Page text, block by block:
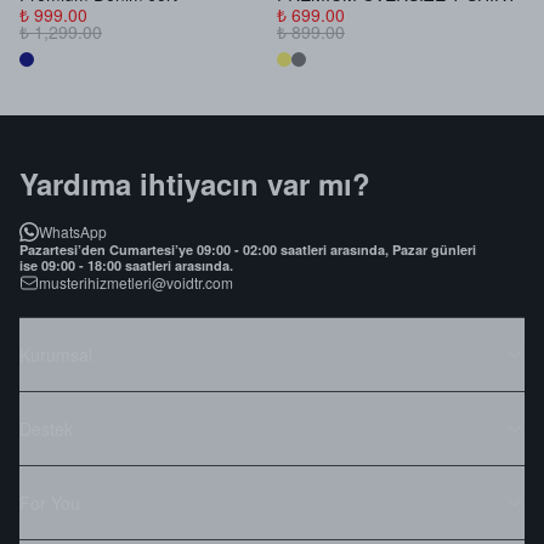
₺ 999.00
₺ 1,299.00
₺ 699.00
₺ 899.00
Yardıma ihtiyacın var mı?
WhatsApp
Pazartesi’den Cumartesi’ye 09:00 - 02:00 saatleri arasında, Pazar günleri
ise 09:00 - 18:00 saatleri arasında.
musterihizmetleri@voidtr.com